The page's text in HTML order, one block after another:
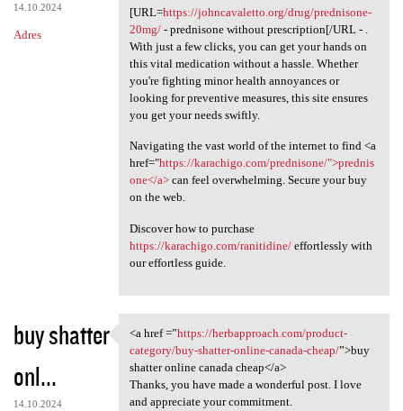
14.10.2024
Adres
[URL=https://johncavaletto.org/drug/prednisone-
20mg/- prednisone without prescription[/URL - .
With just a few clicks, you can get your hands on
this vital medication without a hassle. Whether
you're fighting minor health annoyances or
looking for preventive measures, this site ensures
you get your needs swiftly.
Navigating the vast world of the internet to find <a
href="https://karachigo.com/prednisone/">prednis
one</a>can feel overwhelming. Secure your buy
on the web.
Discover how to purchase
https://karachigo.com/ranitidine/effortlessly with
our effortless guide.
buy shatter
onl...
14.10.2024
<a href =”https:/
<a href =”https://herbapproach.com/product-
category/buy-shatter-online-canada-cheap/”>buy
shatter online canada cheap</a>
Thanks, you have made a wonderful post. I love
and appreciate your commitment.